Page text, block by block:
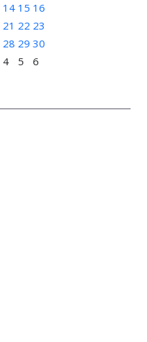
14 15 16
21 22 23
28 29 30
4 5 6